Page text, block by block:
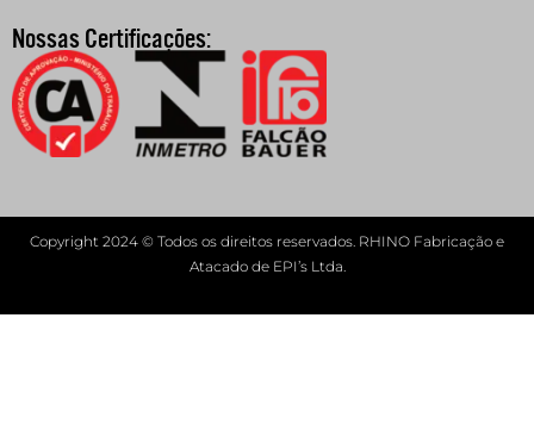
Nossas Certificações:
Copyright 2024 © Todos os direitos reservados. RHINO Fabricação e
Atacado de EPI’s Ltda.